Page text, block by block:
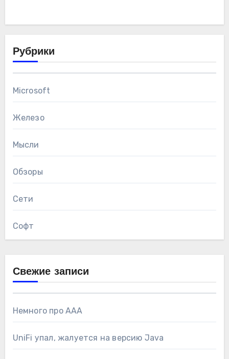
Рубрики
Microsoft
Железо
Мысли
Обзоры
Сети
Софт
Свежие записи
Немного про AAA
UniFi упал, жалуется на версию Java